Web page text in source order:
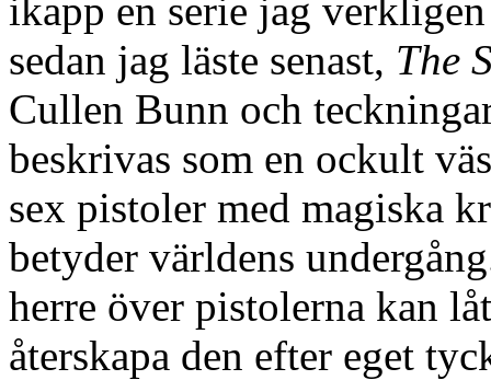
ikapp en serie jag
sedan jag läste senast, The
Cullen Bunn och
beskrivas som en ockult
sex pistoler med magiska
betyder världens
herre över pistolerna kan
återskapa den efter eget